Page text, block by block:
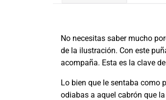
No necesitas saber mucho
de la ilustración. Con este
acompaña. Esta es la clave
Lo bien que le sentaba como
odiabas a aquel cabrón que